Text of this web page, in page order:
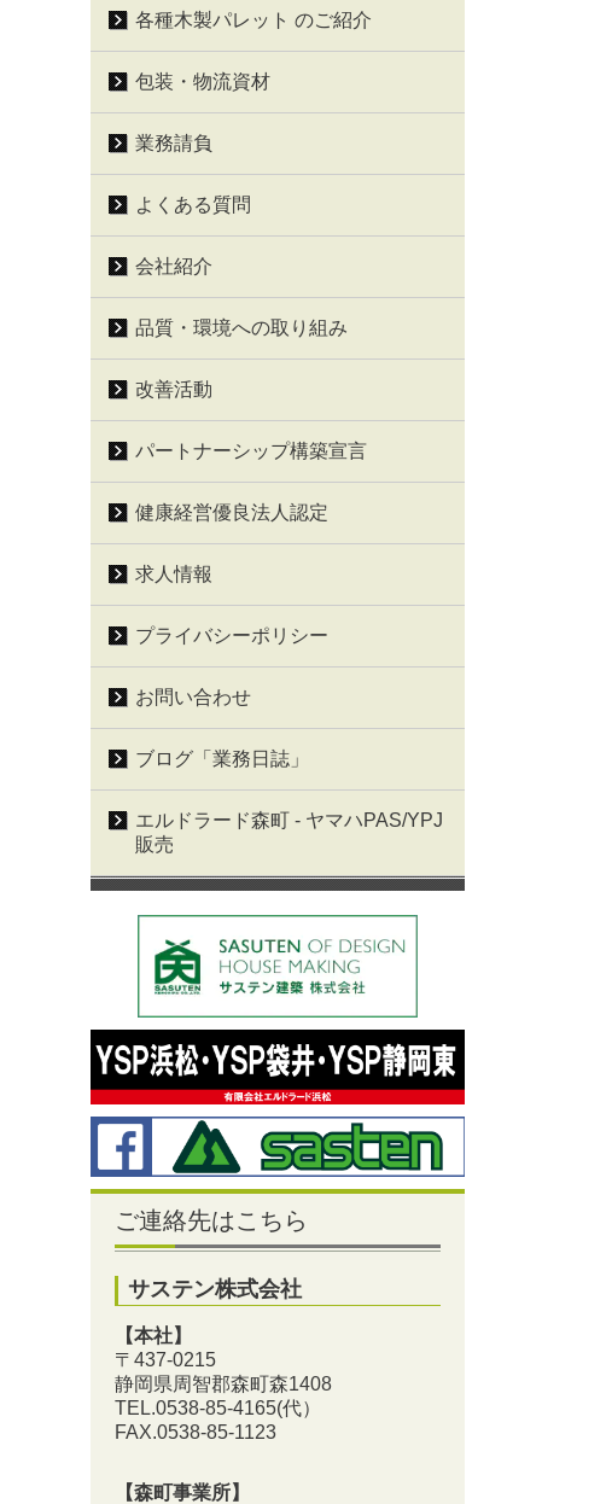
各種木製パレット のご紹介
包装・物流資材
業務請負
よくある質問
会社紹介
品質・環境への取り組み
改善活動
パートナーシップ構築宣言
健康経営優良法人認定
求人情報
プライバシーポリシー
お問い合わせ
ブログ「業務日誌」
エルドラード森町 - ヤマハPAS/YPJ
販売
ご連絡先はこちら
サステン株式会社
【本社】
〒437-0215
静岡県周智郡森町森1408
TEL.0538-85-4165(代）
FAX.0538-85-1123
【森町事業所】